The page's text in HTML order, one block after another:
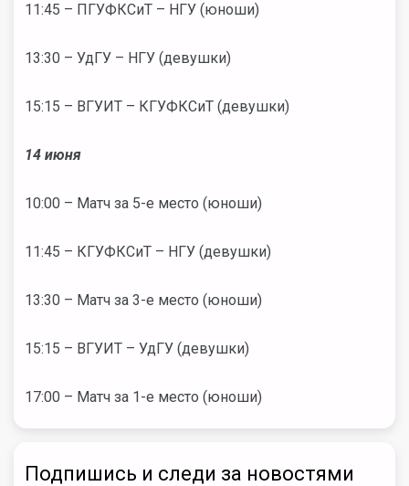
11:45 – ПГУФКСиТ – НГУ (юноши)
13:30 – УдГУ – НГУ (девушки)
15:15 – ВГУИТ – КГУФКСиТ (девушки)
14 июня
10:00 – Матч за 5-е место (юноши)
11:45 – КГУФКСиТ – НГУ (девушки)
13:30 – Матч за 3-е место (юноши)
15:15 – ВГУИТ – УдГУ (девушки)
17:00 – Матч за 1-е место (юноши)
Подпишись и следи за новостями